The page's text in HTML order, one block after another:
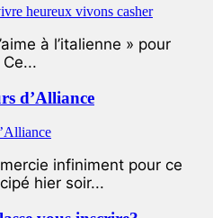
à l’italienne » pour
d’Alliance
infiniment pour ce
hier soir...